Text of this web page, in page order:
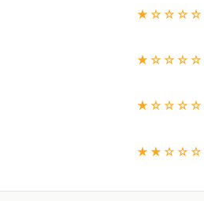
★☆☆☆☆
★☆☆☆☆
★☆☆☆☆
★★☆☆☆